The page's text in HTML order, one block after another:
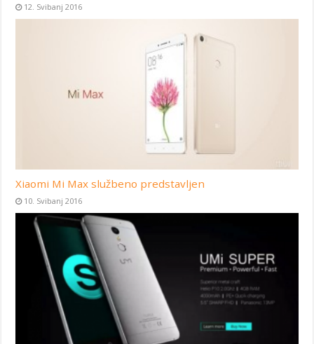
12. Svibanj 2016
Xiaomi Mi Max službeno predstavljen
10. Svibanj 2016